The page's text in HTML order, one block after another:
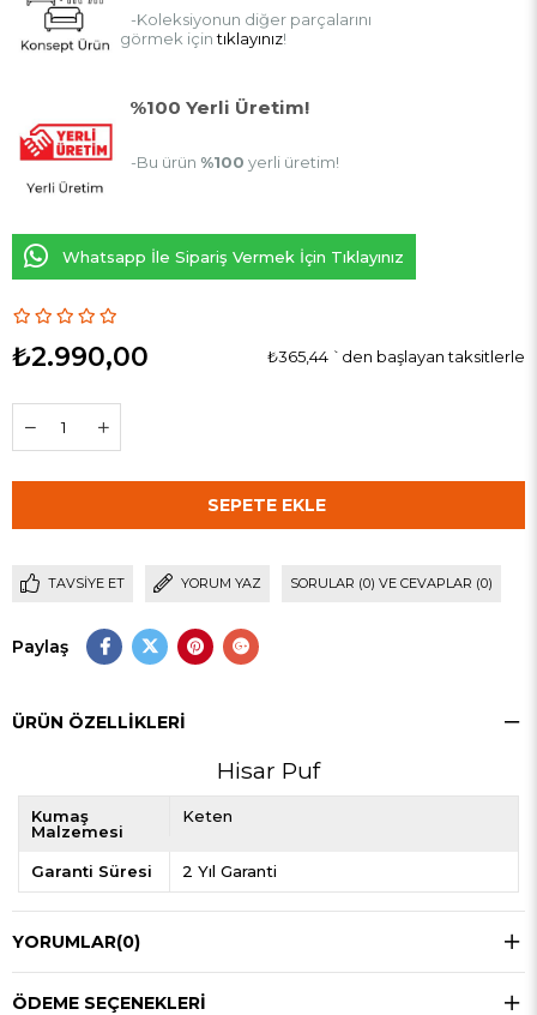
-Koleksiyonun diğer parçalarını
görmek içintıklayınız!
%100 Yerli Üretim!
-Bu ürün %100 yerli üretim!
Whatsapp İle Sipariş Vermek İçin Tıklayınız
₺2.990,00 ₺365,44 `den başlayan taksitlerle
TAVSIYE ET YORUM YAZ SORULAR (0) VE CEVAPLAR (0)
Paylaş
ÜRÜN ÖZELLIKLERI
Hisar Puf
Kumaş
Malzemesi
Keten
Garanti Süresi 2 Yıl Garanti
YORUMLAR(0)
ÖDEME SEÇENEKLERI